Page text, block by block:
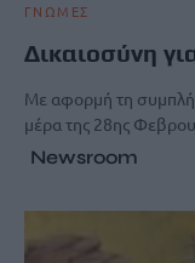
ΓΝΩΜΕΣ
Δικαιοσύνη
Με αφορμή τη
μέρα της 28ης
Newsroom